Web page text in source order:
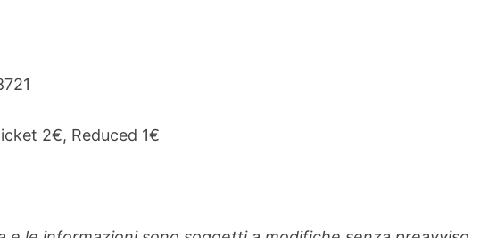
2€, Reduced 1€